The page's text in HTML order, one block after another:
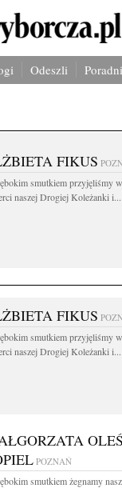
Odeszli
FIKUS
smutkiem przyjęliśmy
naszej Drogiej Koleżanki i...
FIKUS
smutkiem przyjęliśmy
naszej Drogiej Koleżanki i...
POZNAŃ
smutkiem żegnamy